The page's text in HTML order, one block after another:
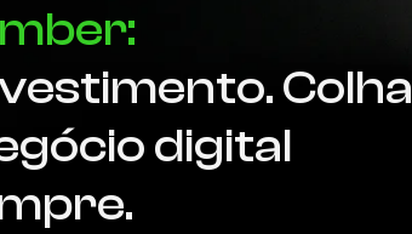
Colha
digital